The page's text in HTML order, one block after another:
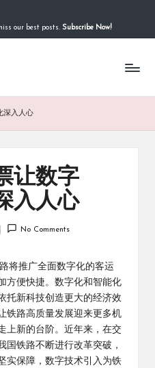
our best posts. Subscribe Now!
深入人心
让数字
入人心
No Comments
将推广全面数字化的客运
方便快捷。数字化和智能化
托新科技创造更大的经济效
铁路高质量发展迎来更多机
上新的台阶。近年来，在交
国铁路不断进行改革突破，
实保障，数字技术引入为铁